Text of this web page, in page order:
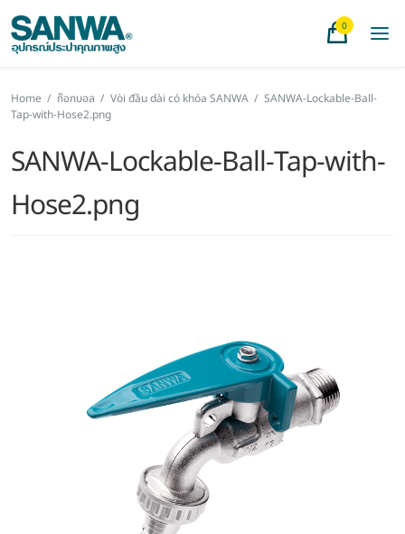
0
Home / ก๊อกบอล / Vòi đầu dài có khóa SANWA / SANWA-Lockable-Ball-
Tap-with-Hose2.png
SANWA-Lockable-Ball-Tap-with-
Hose2.png